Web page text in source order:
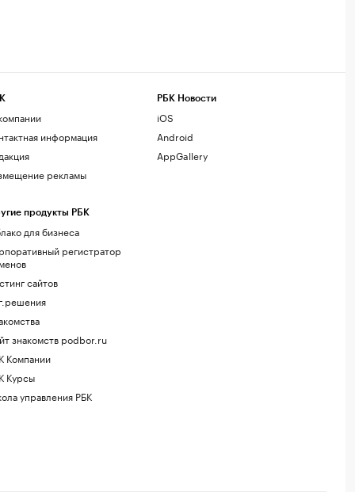
информация
рекламы
продукты РБК
для бизнеса
регистратор
сайтов
знакомств podbor.ru
Компании
Курсы
управления РБК
РБК Новости
iOS
Android
AppGallery